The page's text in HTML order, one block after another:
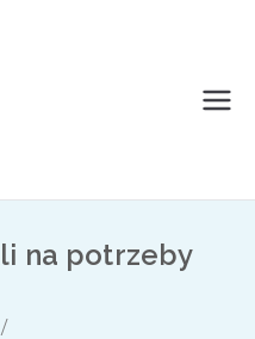
na potrzeby